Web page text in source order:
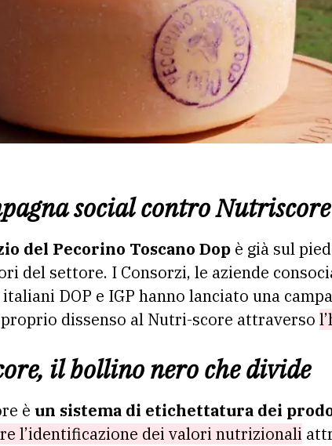
social contro Nutriscore
del Pecorino Toscano Dop è già sul
del settore. I Consorzi, le aziende
DOP e IGP hanno lanciato una
dissenso al Nutri-score attraverso
il bollino nero che divide
è un sistema di etichettatura dei
l’identificazione dei valori nutrizionali